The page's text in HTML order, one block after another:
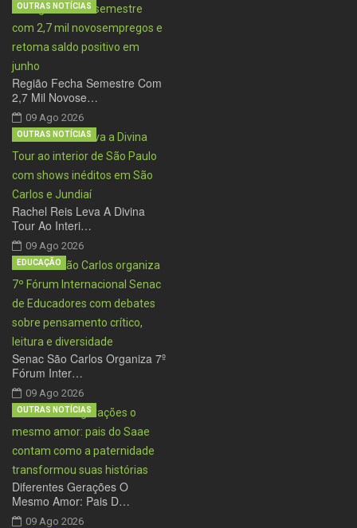
Região Fecha Semestre Com
2,7 Mil Novose…
09 Ago 2026
OUTRAS NOTÍCIAS
Rachel Reis Leva A Divina
Tour Ao Interi…
09 Ago 2026
OUTRAS NOTÍCIAS
Senac São Carlos Organiza 7º
Fórum Inter…
09 Ago 2026
EDUCAÇÃO
Diferentes Gerações O
Mesmo Amor: Pais D…
09 Ago 2026
OUTRAS NOTÍCIAS